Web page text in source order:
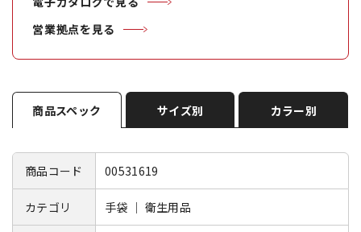
営業拠点を見る
商品スペック サイズ別 カラー別
商品コード 00531619
カテゴリ 手袋 ｜ 衛生用品